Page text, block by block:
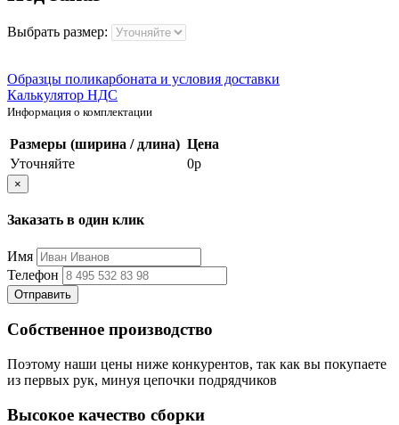
Выбрать размер:
Образцы поликарбоната и условия доставки
Калькулятор НДС
Информация о комплектации
Размеры (ширина / длина) Цена
Уточняйте
0р
×
Заказать в один клик
Имя
Телефон
Отправить
Собственное производство
Поэтому наши цены ниже конкурентов, так как вы покупаете
из первых рук, минуя цепочки подрядчиков
Высокое качество сборки